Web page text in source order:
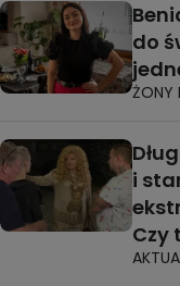
do
ŻONY
i
Czy